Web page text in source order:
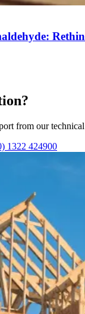
from our
1322 424900